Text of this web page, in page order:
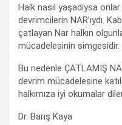
Halk nasıl yaşadıysa
devrimcilerin NAR’ıydı.
çatlayan Nar halkın
mücadelesinin simgesidir.
Bu nedenle ÇATLAMIŞ
devrim mücadelesine
halkımıza iyi okumalar
Dr. Barış Kaya